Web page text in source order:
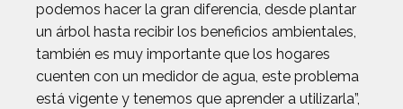
podemos hacer la gran diferencia, desde plantar
un árbol hasta recibir los beneficios ambientales,
también es muy importante que los hogares
cuenten con un medidor de agua, este problema
está vigente y tenemos que aprender a utilizarla”,